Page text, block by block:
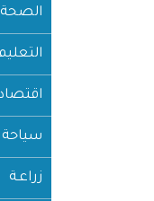
الصحة
سياحة
زراعـة